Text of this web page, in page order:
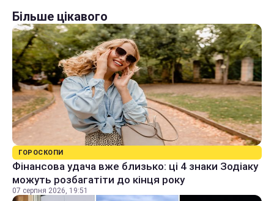
Більше цікавого
ГОРОСКОПИ
Фінансова удача вже близько: ці 4 знаки Зодіаку
можуть розбагатіти до кінця року
07 серпня 2026, 19:51